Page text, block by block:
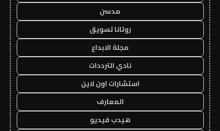
مدسن
روتانا تسويق
مجلة الابداع
نادي الترددات
استشارات اون لاين
المعارف
هيدب فيديو